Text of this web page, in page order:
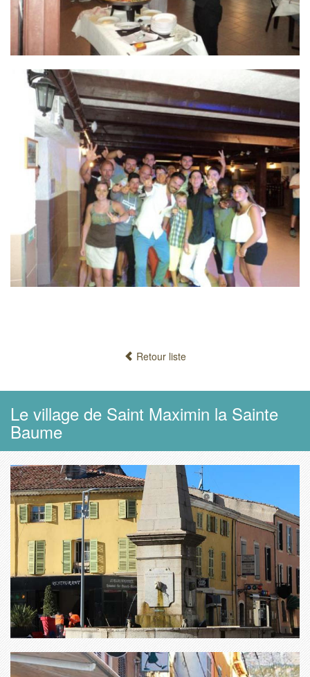
Retour liste
Le village de Saint Maximin la Sainte
Baume